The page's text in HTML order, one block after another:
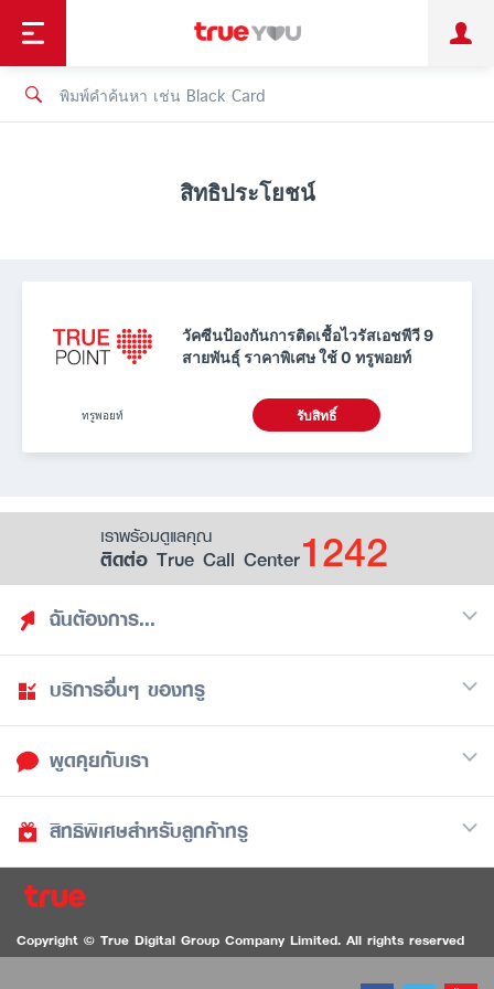
ลูกค้าบุคคล ลูกค้าองค์กร
ช้อป
เทรนด์เทคโนโลยี
สิทธิประโยชน์
วัคซีนป้องกันการติดเชื้อไวรัสเอชพีวี 9
สายพันธุ์ ราคาพิเศษ ใช้ 0 ทรูพอยท์
ทรูพอยท์ รับสิทธิ์
เราพร้อมดูแลคุณ
ติดต่อ True Call Center1242
ฉันต้องการ...
ค้นหาสิทธิประโยชน์
รวมของฟรี
ดูสิทธิประโยชน์ที่เก็บไว้
เป็นพันธมิตรร้านค้ากับทรูยู (True Smart Merchant)
ดาวน์โหลดแอปทรูยูiOS / Android
บริการอื่นๆ ของทรู
มือถือ
อินเตอร์เน็ต
พูดคุยกับเรา
Call Center
1236 ลูกค้าทรูแบล็ค
ติดต่อเรา
สิทธิพิเศษสำหรับลูกค้าทรู
ทรูการ์ด
ทรูพอยท์
Copyright © True Digital Group Company Limited. All rights reserved